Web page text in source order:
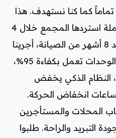
قدره — بنسبة 42% تماماً كما كنا نستهدف. هذا
يعني أن تكلفة الصيانة الشاملة استردها المجمع خلال 4
أشهر فقط من الوفورات. بعد 8 أشهر من الصيانة، أجرينا
زيارة متابعة مجانية: جميع الوحدات تعمل بكفاءة 95%،
النظام الذكي يخفض
ساعات انخفاض الحركة.
المحلات والمستأجرين
التبريد والراحة. طلبوا